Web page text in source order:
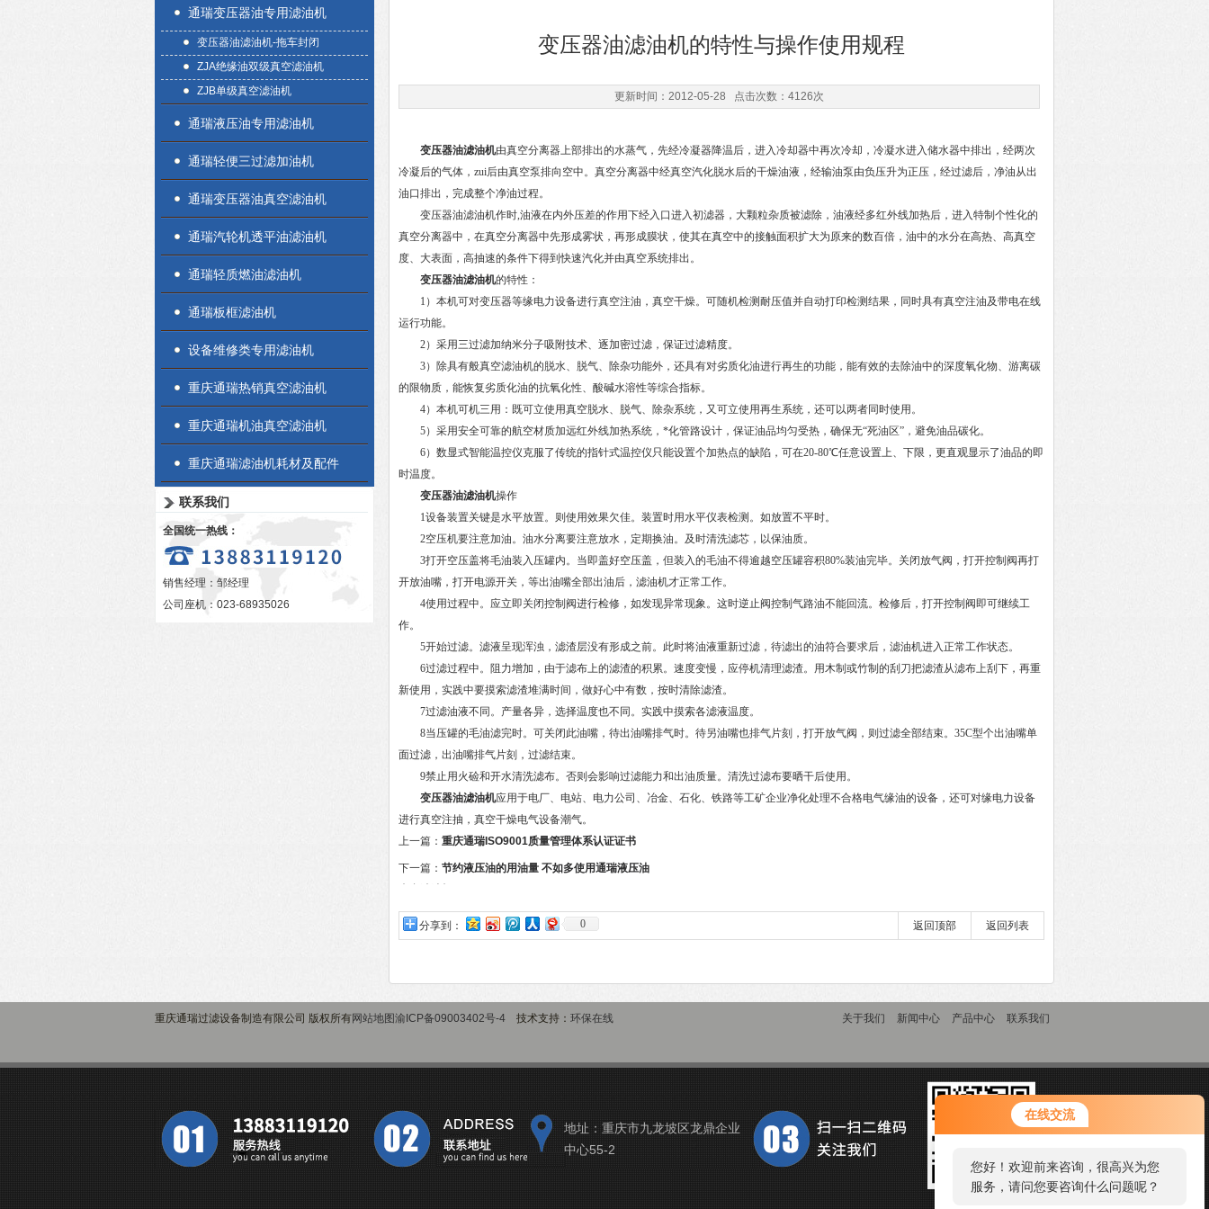
在线交流
您好！欢迎前来咨询，很高兴为您
服务，请问您要咨询什么问题呢？
通瑞变压器油专用滤油机
变压器油滤油机-拖车封闭
ZJA绝缘油双级真空滤油机
ZJB单级真空滤油机
通瑞液压油专用滤油机
通瑞轻便三过滤加油机
通瑞变压器油真空滤油机
通瑞汽轮机透平油滤油机
通瑞轻质燃油滤油机
通瑞板框滤油机
设备维修类专用滤油机
重庆通瑞热销真空滤油机
重庆通瑞机油真空滤油机
重庆通瑞滤油机耗材及配件
联系我们
全国统一热线：
销售经理：邹经理
公司座机：023-68935026
变压器油滤油机的特性与操作使用规程
更新时间：2012-05-28 点击次数：4126次
变压器油滤油机由真空分离器上部排出的水蒸气，先经冷凝器降温后，进入冷却器中再次冷却，冷凝水进入储水器中排出，经两次
冷凝后的气体，zui后由真空泵排向空中。真空分离器中经真空汽化脱水后的干燥油液，经输油泵由负压升为正压，经过滤后，净油从出
油口排出，完成整个净油过程。
变压器油滤油机作时,油液在内外压差的作用下经入口进入初滤器，大颗粒杂质被滤除，油液经多红外线加热后，进入特制个性化的
真空分离器中，在真空分离器中先形成雾状，再形成膜状，使其在真空中的接触面积扩大为原来的数百倍，油中的水分在高热、高真空
度、大表面，高抽速的条件下得到快速汽化并由真空系统排出。
变压器油滤油机的特性：
1）本机可对变压器等缘电力设备进行真空注油，真空干燥。可随机检测耐压值并自动打印检测结果，同时具有真空注油及带电在线
运行功能。
2）采用三过滤加纳米分子吸附技术、逐加密过滤，保证过滤精度。
3）除具有般真空滤油机的脱水、脱气、除杂功能外，还具有对劣质化油进行再生的功能，能有效的去除油中的深度氧化物、游离碳
的限物质，能恢复劣质化油的抗氧化性、酸碱水溶性等综合指标。
4）本机可机三用：既可立使用真空脱水、脱气、除杂系统，又可立使用再生系统，还可以两者同时使用。
5）采用安全可靠的航空材质加远红外线加热系统，*化管路设计，保证油品均匀受热，确保无“死油区”，避免油品碳化。
6）数显式智能温控仪克服了传统的指针式温控仪只能设置个加热点的缺陷，可在20-80℃任意设置上、下限，更直观显示了油品的即
时温度。
变压器油滤油机操作
1设备装置关键是水平放置。则使用效果欠佳。装置时用水平仪表检测。如放置不平时。
2空压机要注意加油。油水分离要注意放水，定期换油。及时清洗滤芯，以保油质。
3打开空压盖将毛油装入压罐内。当即盖好空压盖，但装入的毛油不得逾越空压罐容积80%装油完毕。关闭放气阀，打开控制阀再打
开放油嘴，打开电源开关，等出油嘴全部出油后，滤油机才正常工作。
4使用过程中。应立即关闭控制阀进行检修，如发现异常现象。这时逆止阀控制气路油不能回流。检修后，打开控制阀即可继续工
作。
5开始过滤。滤液呈现浑浊，滤渣层没有形成之前。此时将油液重新过滤，待滤出的油符合要求后，滤油机进入正常工作状态。
6过滤过程中。阻力增加，由于滤布上的滤渣的积累。速度变慢，应停机清理滤渣。用木制或竹制的刮刀把滤渣从滤布上刮下，再重
新使用，实践中要摸索滤渣堆满时间，做好心中有数，按时清除滤渣。
7过滤油液不同。产量各异，选择温度也不同。实践中摸索各滤液温度。
8当压罐的毛油滤完时。可关闭此油嘴，待出油嘴排气时。待另油嘴也排气片刻，打开放气阀，则过滤全部结束。35C型个出油嘴单
面过滤，出油嘴排气片刻，过滤结束。
9禁止用火硷和开水清洗滤布。否则会影响过滤能力和出油质量。清洗过滤布要晒干后使用。
变压器油滤油机应用于电厂、电站、电力公司、冶金、石化、铁路等工矿企业净化处理不合格电气缘油的设备，还可对缘电力设备
进行真空注抽，真空干燥电气设备潮气。
上一篇： 重庆通瑞ISO9001质量管理体系认证证书
下一篇： 节约液压油的用油量 不如多使用通瑞液压油
分享到： 0 返回列表
返回顶部
重庆通瑞过滤设备制造有限公司 版权所有网站地图渝ICP备09003402号-4 技术支持： 环保在线 关于我们 新闻中心 产品中心 联系我们
地址：重庆市九龙坡区龙鼎企业
中心55-2